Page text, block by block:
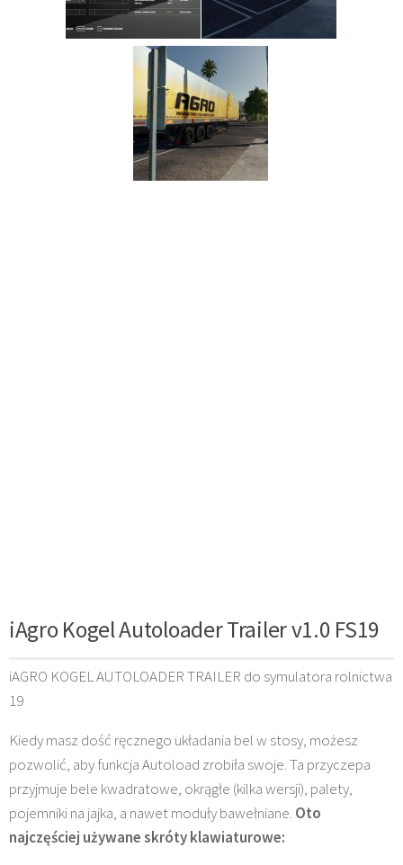
iAgro Kogel Autoloader Trailer v1.0 FS19
iAGRO KOGEL AUTOLOADER TRAILER do symulatora rolnictwa
19
Kiedy masz dość ręcznego układania bel w stosy, możesz
pozwolić, aby funkcja Autoload zrobiła swoje. Ta przyczepa
przyjmuje bele kwadratowe, okrągłe (kilka wersji), palety,
pojemniki na jajka, a nawet moduły bawełniane. Oto
najczęściej używane skróty klawiaturowe: